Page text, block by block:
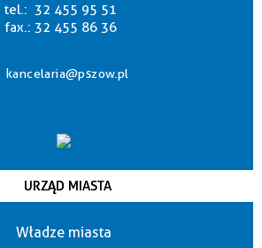
tel.: 32 455 95 51
fax.: 32 455 86 36
kancelaria@pszow.pl
URZĄD MIASTA
Władze miasta